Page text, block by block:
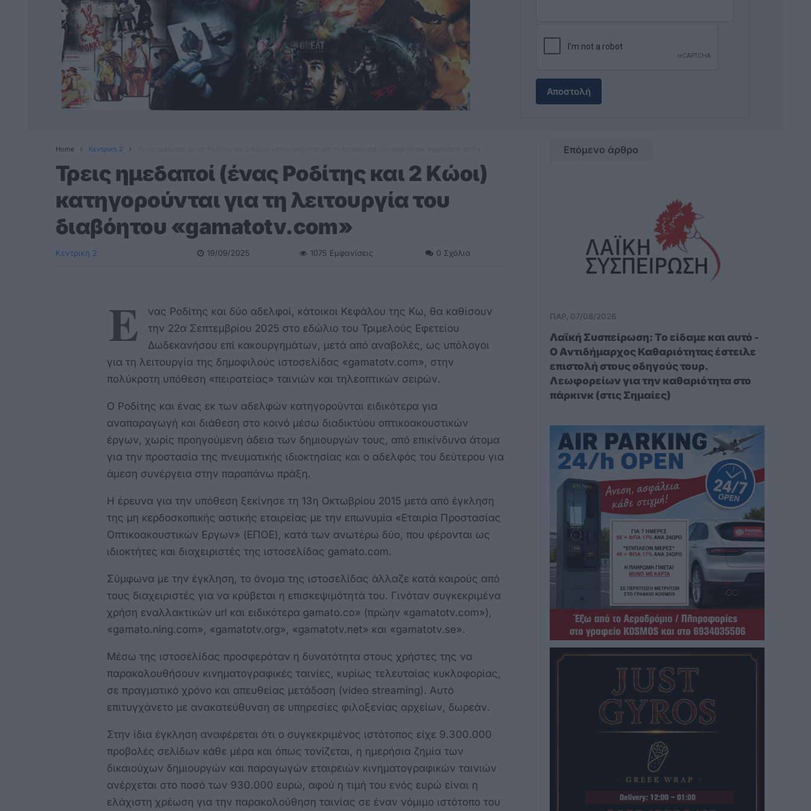
Αποστολή
Home Κεντρική 2
Τρεις ημεδαποί (ένας Ροδίτης και 2 Kώοι)
κατηγορούνται για τη λειτουργία του
διαβόητου «gamatotv.com»
Κεντρική 2 19/09/2025 1075 Εμφανίσεις 0 Σχόλια
Ε
νας Ροδίτης και δύο αδελφοί, κάτοικοι Κεφάλου της Κω, θα καθίσουν
την 22α Σεπτεμβρίου 2025 στο εδώλιο του Τριμελούς Εφετείου
Δωδεκανήσου επί κακουργημάτων, μετά από αναβολές, ως υπόλογοι
για τη λειτουργία της δημοφιλούς ιστοσελίδας «gamatotv.com», στην
πολύκροτη υπόθεση «πειρατείας» ταινιών και τηλεοπτικών σειρών.
Ο Ροδίτης και ένας εκ των αδελφών κατηγορούνται ειδικότερα για
αναπαραγωγή και διάθεση στο κοινό μέσω διαδικτύου οπτικοακουστικών
έργων, χωρίς προηγούμενη άδεια των δημιουργών τους, από επικίνδυνα άτομα
για την προστασία της πνευματικής ιδιοκτησίας και ο αδελφός του δεύτερου για
άμεση συνέργεια στην παραπάνω πράξη.
Η έρευνα για την υπόθεση ξεκίνησε τη 13η Οκτωβρίου 2015 μετά από έγκληση
της μη κερδοσκοπικής αστικής εταιρείας με την επωνυμία «Εταιρία Προστασίας
Οπτικοακουστικών Εργων» (ΕΠΟΕ), κατά των ανωτέρω δύο, που φέρονται ως
ιδιοκτήτες και διαχειριστές της ιστοσελίδας gamato.com.
Σύμφωνα με την έγκληση, το όνομα της ιστοσελίδας άλλαζε κατά καιρούς από
τους διαχειριστές για να κρύβεται η επισκεψιμότητά του. Γινόταν συγκεκριμένα
χρήση εναλλακτικών url και ειδικότερα gamato.co» (πρώην «gamatotv.com»),
«gamato.ning.com», «gamatotv.org», «gamatotv.net» και «gamatotv.se».
Μέσω της ιστοσελίδας προσφερόταν η δυνατότητα στους χρήστες της να
παρακολουθήσουν κινηματογραφικές ταινίες, κυρίως τελευταίας κυκλοφορίας,
σε πραγματικό χρόνο και απευθείας μετάδοση (video streaming). Αυτό
επιτυγχάνετο με ανακατεύθυνση σε υπηρεσίες φιλοξενίας αρχείων, δωρεάν.
Στην ίδια έγκληση αναφέρεται ότι ο συγκεκριμένος ιστότοπος είχε 9.300.000
προβολές σελίδων κάθε μέρα και όπως τονίζεται, η ημερήσια ζημία των
δικαιούχων δημιουργών και παραγωγών εταιρειών κινηματογραφικών ταινιών
ανέρχεται στο ποσό των 930.000 ευρώ, αφού η τιμή του ενός ευρώ είναι η
ελάχιστη χρέωση για την παρακολούθηση ταινίας σε έναν νόμιμο ιστότοπο του
Επόμενο άρθρο
ΠΑΡ, 07/08/2026
Λαϊκή Συσπείρωση: Το είδαμε και αυτό -
Ο Αντιδήμαρχος Καθαριότητας έστειλε
επιστολή στους οδηγούς τουρ.
Λεωφορείων για την καθαριότητα στο
πάρκινκ (στις Σημαίες)